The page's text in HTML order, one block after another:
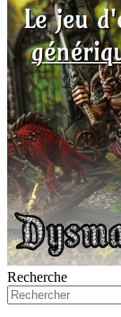
Recherche